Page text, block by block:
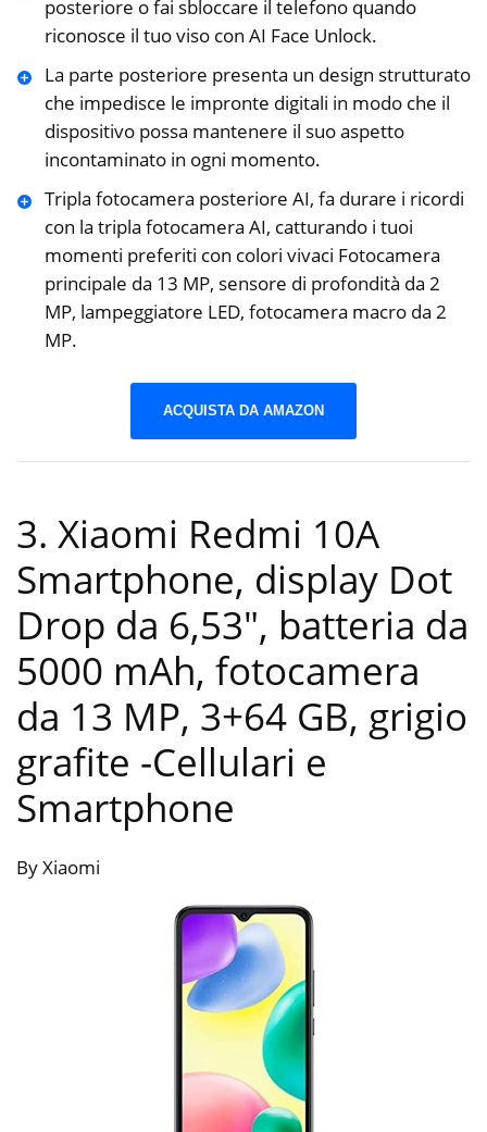
posteriore o fai sbloccare il telefono quando
riconosce il tuo viso con AI Face Unlock.
La parte posteriore presenta un design strutturato
che impedisce le impronte digitali in modo che il
dispositivo possa mantenere il suo aspetto
incontaminato in ogni momento.
Tripla fotocamera posteriore AI, fa durare i ricordi
con la tripla fotocamera AI, catturando i tuoi
momenti preferiti con colori vivaci Fotocamera
principale da 13 MP, sensore di profondità da 2
MP, lampeggiatore LED, fotocamera macro da 2
MP.
ACQUISTA DA AMAZON
3. Xiaomi Redmi 10A
Smartphone, display Dot
Drop da 6,53″, batteria da
5000 mAh, fotocamera
da 13 MP, 3+64 GB, grigio
grafite -Cellulari e
Smartphone
By Xiaomi